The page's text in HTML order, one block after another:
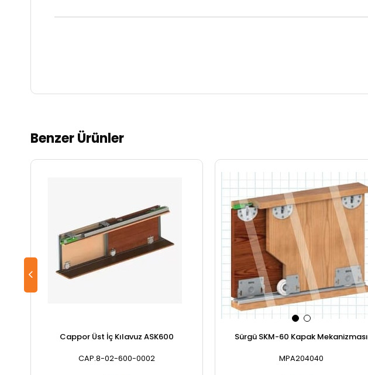
Benzer Ürünler
Cappor Üst İç Kılavuz ASK600
CAP.8-02-600-0002
Sürgü SKM-60 Kapak Mekanizması
MPA204040